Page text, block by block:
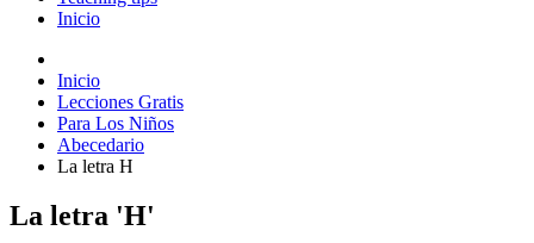
Inicio
Inicio
Lecciones Gratis
Para Los Niños
Abecedario
La letra H
La letra 'H'